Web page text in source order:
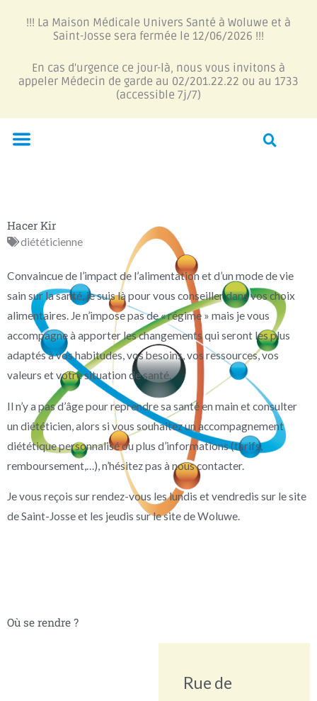
!!! La Maison Médicale Univers Santé à Woluwe et à
Saint-Josse sera fermée le 12/06/2026 !!!
En cas d'urgence ce jour-là, nous vous invitons à
appeler Médecin de garde au 02/201.22.22 ou au 1733
(accessible 7j/7)
Menu
Hacer Kir
diététicienne
Convaincue de l’impact de l’alimentation et d’un mode de vie
sain sur la santé, je suis là pour vous conseiller dans vos choix
alimentaires. Je n’impose pas de « régime » mais je vous
accompagne à apporter les changements qui seront les plus
adaptés à vos habitudes, vos besoins, vos ressources, vos
valeurs et votre situation de santé.
Il n’y a pas d’âge pour reprendre sa santé en main et consulter
un diététicien, alors si vous souhaitez un accompagnement
diététique personnalisé ou plus d’informations (tarifs,
remboursement,…), n’hésitez pas à nous contacter.
Je vous reçois sur rendez-vous les lundis et vendredis sur le site
de Saint-Josse et les jeudis sur le site de Woluwe.
Où se rendre ?
Rue de